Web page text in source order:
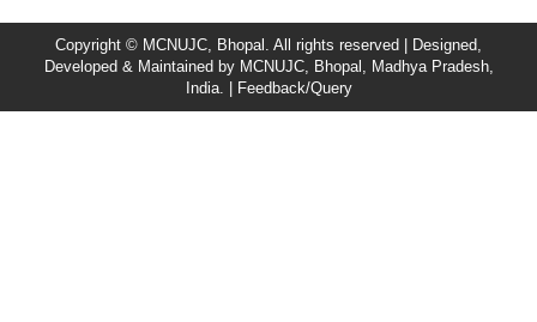
Copyright © MCNUJC, Bhopal. All rights reserved | Designed,
Developed & Maintained by MCNUJC, Bhopal, Madhya Pradesh,
India. |
Feedback/Query